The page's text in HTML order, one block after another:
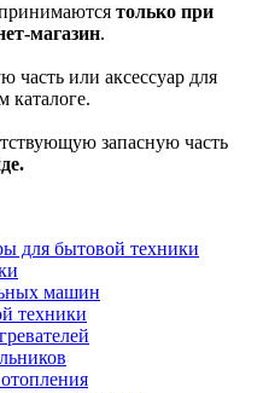
только при
магазин.
часть или аксессуар для
каталоге.
запасную часть
для бытовой техники
машин
техники